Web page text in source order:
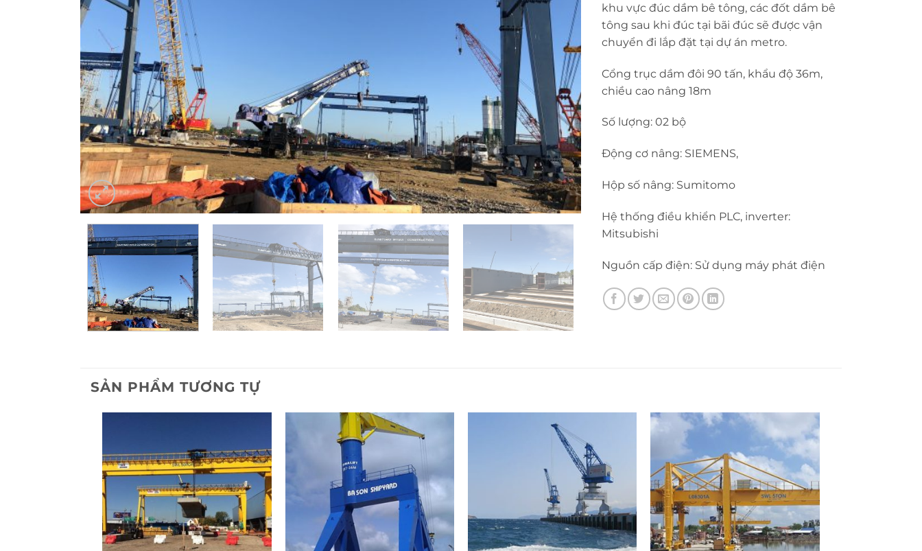
khu vực đúc dầm bê tông, các đốt dầm bê
tông sau khi đúc tại bãi đúc sẽ được vận
chuyển đi lắp đặt tại dự án metro.
Cổng trục dầm đôi 90 tấn, khẩu độ 36m,
chiều cao nâng 18m
Số lượng: 02 bộ
Động cơ nâng: SIEMENS,
Hộp số nâng: Sumitomo
Hệ thống điều khiển PLC, inverter:
Mitsubishi
Nguồn cấp điện: Sử dụng máy phát điện
SẢN PHẨM TƯƠNG TỰ